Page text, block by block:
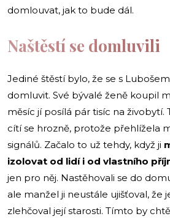
domlouvat, jak to bude dál.
Naštěstí se domluvili
Jediné štěstí bylo, že se s
domluvit. Své bývalé ženě koupil
měsíc jí posílá pár tisíc na živobytí.
cítí se hrozně, protože přehlížela
signálů. Začalo to už tehdy, když ji
izolovat od lidí i od vlastního
jen pro něj. Nastěhovali se do
ale manžel ji neustále ujišťoval, že
zlehčoval její starosti. Tímto by